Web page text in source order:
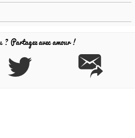
? Partagez avec amour !